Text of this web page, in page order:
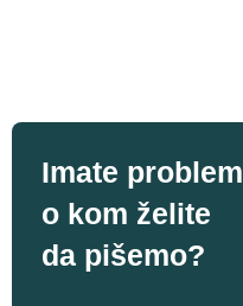
Imate problem
o kom želite
da pišemo?